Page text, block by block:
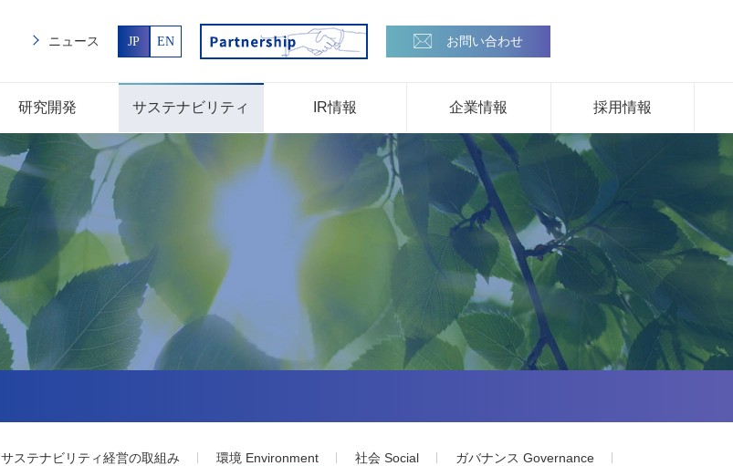
ニュース JP EN お問い合わせ
研究開発 サステナビリティ IR情報 企業情報 採用情報
サステナビリティ経営の取組み 環境 Environment 社会 Social ガバナンス Governance